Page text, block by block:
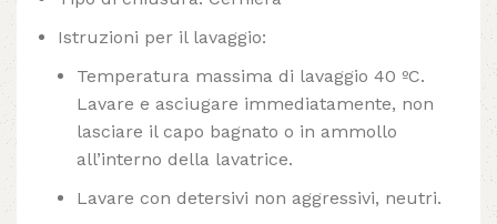
Istruzioni per il lavaggio:
Temperatura massima di lavaggio 40 ºC.
Lavare e asciugare immediatamente, non
lasciare il capo bagnato o in ammollo
all’interno della lavatrice.
Lavare con detersivi non aggressivi, neutri.